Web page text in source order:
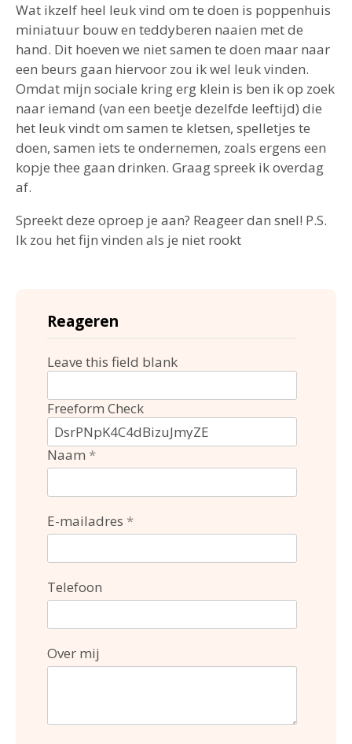
Wat ikzelf heel leuk vind om te doen is poppenhuis
miniatuur bouw en teddyberen naaien met de
hand. Dit hoeven we niet samen te doen maar naar
een beurs gaan hiervoor zou ik wel leuk vinden.
Omdat mijn sociale kring erg klein is ben ik op zoek
naar iemand (van een beetje dezelfde leeftijd) die
het leuk vindt om samen te kletsen, spelletjes te
doen, samen iets te ondernemen, zoals ergens een
kopje thee gaan drinken. Graag spreek ik overdag
af.
Spreekt deze oproep je aan? Reageer dan snel! P.S.
Ik zou het fijn vinden als je niet rookt
Reageren
Leave this field blank
Freeform Check
Naam
E-mailadres
Telefoon
Over mij